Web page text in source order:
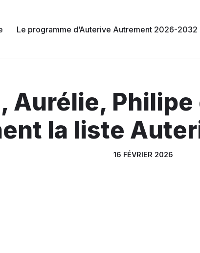
Le programme d’Auterive Autrement 2026-2032
Aurélie,
la liste
16 FÉVRIER 2026